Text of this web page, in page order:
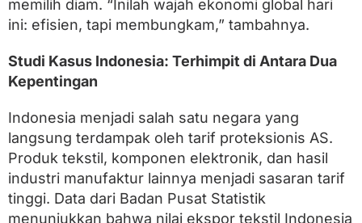
memilih diam. “Inilah wajah ekonomi global hari
ini: efisien, tapi membungkam,” tambahnya.
Studi Kasus Indonesia: Terhimpit di Antara Dua
Kepentingan
Indonesia menjadi salah satu negara yang
langsung terdampak oleh tarif proteksionis AS.
Produk tekstil, komponen elektronik, dan hasil
industri manufaktur lainnya menjadi sasaran tarif
tinggi. Data dari Badan Pusat Statistik
menunjukkan bahwa nilai ekspor tekstil Indonesia